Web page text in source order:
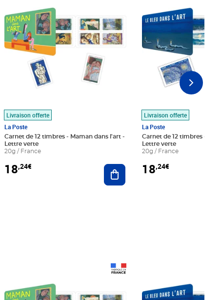
au panier
Livraison offerte
La Poste
Carnet de 12 timbres - Maman dans l'art -
Lettre verte
20g / France
18,24€ Ajouter au panier
Livraison offerte
La Poste
Carnet de 12 timbres - Le
Lettre verte
20g / France
18,24€